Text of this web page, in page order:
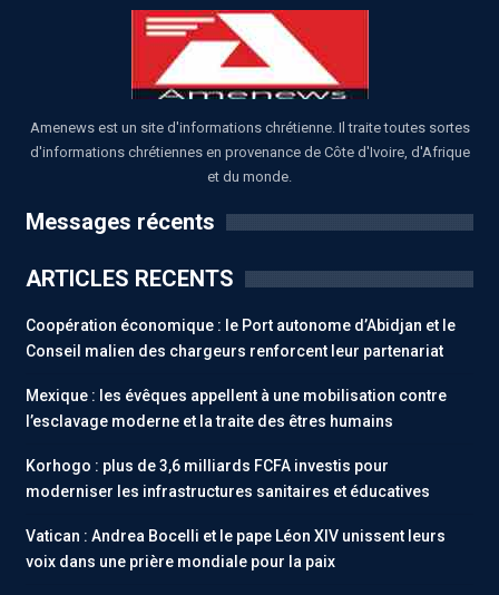
Amenews est un site d'informations chrétienne. Il traite toutes sortes
d'informations chrétiennes en provenance de Côte d'Ivoire, d'Afrique
et du monde.
Messages récents
ARTICLES RECENTS
Coopération économique : le Port autonome d’Abidjan et le
Conseil malien des chargeurs renforcent leur partenariat
Mexique : les évêques appellent à une mobilisation contre
l’esclavage moderne et la traite des êtres humains
Korhogo : plus de 3,6 milliards FCFA investis pour
moderniser les infrastructures sanitaires et éducatives
Vatican : Andrea Bocelli et le pape Léon XIV unissent leurs
voix dans une prière mondiale pour la paix